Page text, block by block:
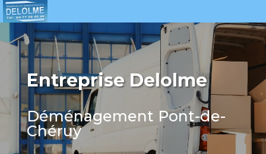
Entreprise Delolme
Déménagement Pont-de-
Chéruy